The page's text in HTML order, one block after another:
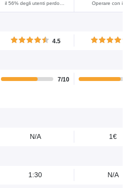
il 56% degli utenti perdono
CFD. Per favore considera
Operare con i
capitale.......
4.5
7/10
N/A 1€
1:30 N/A